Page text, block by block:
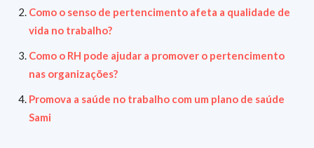
Como o senso de pertencimento afeta a qualidade de
vida no trabalho?
Como o RH pode ajudar a promover o pertencimento
nas organizações?
Promova a saúde no trabalho com um plano de saúde
Sami